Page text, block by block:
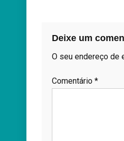
Deixe um
O seu endereço de
Comentário *